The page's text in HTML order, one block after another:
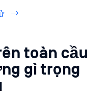
toàn cầu
gì trọng